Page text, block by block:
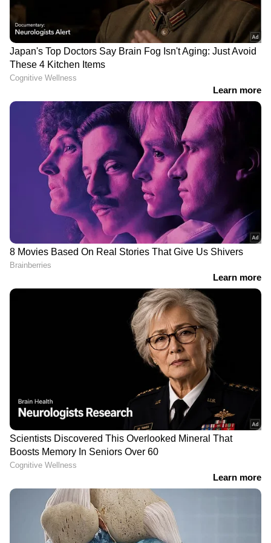
സ്വാതന്ത്ര്യദിന റാലിയിൽ
സവർക്കറുടെ വേഷം:മലപ്പുറം കീഴുപറമ്പ്
സ്കൂളിൽ പ്രധാനാദ്ധ്യാപികയെ
എംഎസ്എഫ് പൂട്ടിയിട്ടു
സൗദി അറേബ്യയിലെ ഇന്ത്യന്‍
എംബസിയില്‍ വിപുലമായ
​​​​​​​റിയാദ്: സൗദി അറേബ്യയിൽ ഇന്ത്യൻ എംബസി
സ്വാതന്ത്ര്യ ദിനാഘോഷം സംഘടിപ്പിച്ചു.
DOWNLOAD APP
Pravasi
Malayali Newsലോകവുമായി ബന്ധപ്പെടൂ.
Gulf News in Malayalam
ജീവിതാനുഭവങ്ങളും, അവരുടെ
വിജയകഥകളും വെല്ലുവിളികളുമൊക്കെ —
പ്രവാസലോകത്തിന്റെ സ്പന്ദനം നേരിട്ട്
അനുഭവിക്കാൻAsianet News Malayalam
RECOMMENDED STORIES